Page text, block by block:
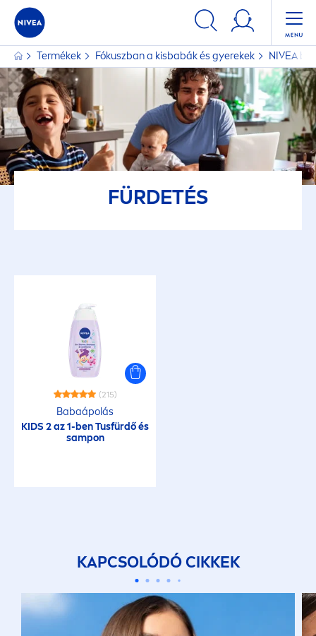
Termékek Fókuszban a kisbabák és gyerekek NIVEA
FÜRDETÉS
(215)
Babaápolás
KIDS 2 az 1-ben Tusfürdő és
sampon
KAPCSOLÓDÓ CIKKEK